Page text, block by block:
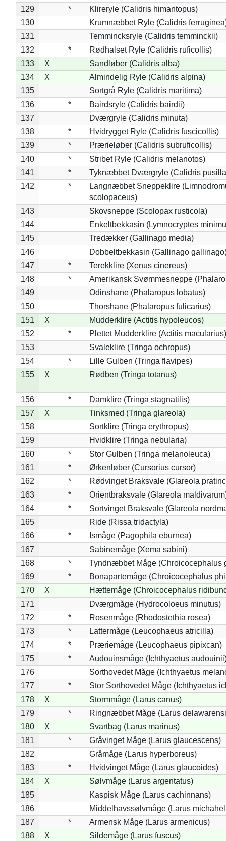
129
*
Klireryle (Calidris himantopus)
130
Krumnæbbet Ryle (Calidris
131
Temmincksryle (Calidris temminckii)
132
*
Rødhalset Ryle (Calidris ruficollis)
133
X
Sandløber (Calidris alba)
134
X
Almindelig Ryle (Calidris alpina)
135
Sortgrå Ryle (Calidris maritima)
136
*
Bairdsryle (Calidris bairdii)
137
Dværgryle (Calidris minuta)
138
*
Hvidrygget Ryle (Calidris fuscicollis)
139
*
Prærieløber (Calidris subruficollis)
140
*
Stribet Ryle (Calidris melanotos)
141
*
Tyknæbbet Dværgryle (Calidris
142
*
Langnæbbet Sneppeklire
scolopaceus)
143
Skovsneppe (Scolopax rusticola)
144
Enkeltbekkasin (Lymnocryptes
145
Tredækker (Gallinago media)
146
Dobbeltbekkasin (Gallinago
147
*
Terekklire (Xenus cinereus)
148
*
Amerikansk Svømmesneppe
149
Odinshane (Phalaropus lobatus)
150
Thorshane (Phalaropus fulicarius)
151
X
Mudderklire (Actitis hypoleucos)
152
*
Plettet Mudderklire (Actitis macularius)
153
Svaleklire (Tringa ochropus)
154
*
Lille Gulben (Tringa flavipes)
155
X Rødben (Tringa totanus)
156 *
Damklire (Tringa stagnatilis)
157
X
Tinksmed (Tringa glareola)
158
Sortklire (Tringa erythropus)
159
Hvidklire (Tringa nebularia)
160
*
Stor Gulben (Tringa melanoleuca)
161
*
Ørkenløber (Cursorius cursor)
162
*
Rødvinget Braksvale (Glareola
163
*
Orientbraksvale (Glareola
164
*
Sortvinget Braksvale (Glareola
165
Ride (Rissa tridactyla)
166
*
Ismåge (Pagophila eburnea)
167
Sabinemåge (Xema sabini)
168
*
Tyndnæbbet Måge (Chroicocephalus
169
*
Bonapartemåge (Chroicocephalus
170
X
Hættemåge (Chroicocephalus
171
Dværgmåge (Hydrocoloeus minutus)
172
*
Rosenmåge (Rhodostethia rosea)
173
*
Lattermåge (Leucophaeus atricilla)
174
*
Præriemåge (Leucophaeus pipixcan)
175
*
Audouinsmåge (Ichthyaetus
176
Sorthovedet Måge (Ichthyaetus
177
*
Stor Sorthovedet Måge (Ichthyaetus
178
X
Stormmåge (Larus canus)
179
*
Ringnæbbet Måge (Larus
180
X
Svartbag (Larus marinus)
181
*
Gråvinget Måge (Larus glaucescens)
182
Gråmåge (Larus hyperboreus)
183
*
Hvidvinget Måge (Larus glaucoides)
184
X
Sølvmåge (Larus argentatus)
185
Kaspisk Måge (Larus cachinnans)
186
Middelhavssølvmåge (Larus
187
*
Armensk Måge (Larus armenicus)
188
X Sildemåge (Larus fuscus)